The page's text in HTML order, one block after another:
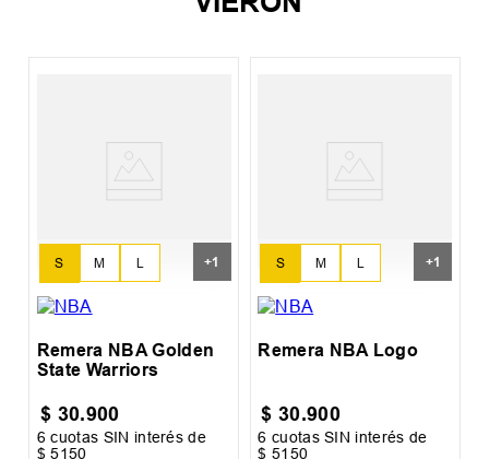
S L
M
XL
+1
Remera NBA Golden
State Warriors
$ 30.900
6 cuotas SIN interés de
$ 5150
S L
M
XL
+1
Remera NBA Logo
$ 30.900
6 cuotas SIN interés de
$ 5150